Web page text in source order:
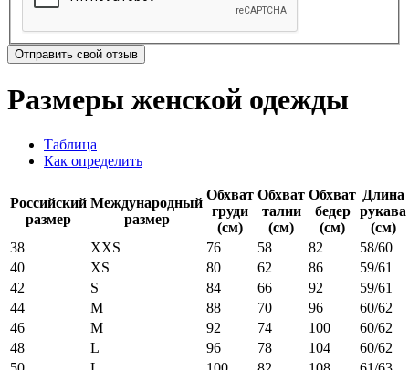
Отправить свой отзыв
Размеры женской одежды
Таблица
Как определить
Российский
размер
Международный
размер
Обхват
груди
(см)
Обхват
талии
(см)
Обхват
бедер
(см)
Длина
рукава
(см)
38
XXS 76 58 82
58/60
40
XS 80 62 86
59/61
42
S 84 66 92
59/61
44
M 88 70 96
60/62
46
M 92 74 100
60/62
48
L 96 78 104
60/62